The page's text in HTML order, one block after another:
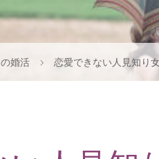
婚活 恋愛できない人見知り